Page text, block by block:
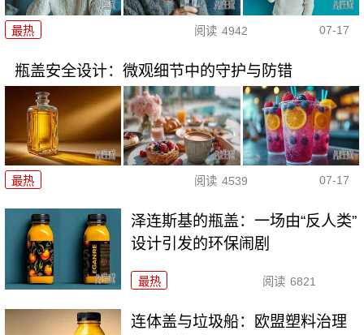
最热 阅读 4942 07-17
瓶盖安全设计：微观细节中的守护与防错
最热 阅读 4539 07-17
泽连斯基的瓶盖：一场由“反人类”
设计引发的环保闹剧
最热 阅读 6821
连体盖与垃圾船：欧盟塑料治理